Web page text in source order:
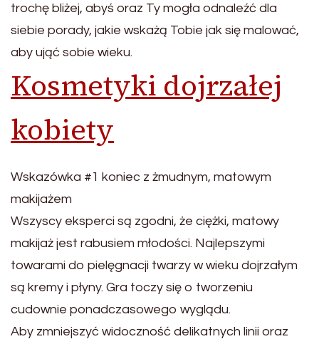
trochę bliżej, abyś oraz Ty mogła odnaleźć dla
siebie porady, jakie wskażą Tobie jak się malować,
aby ująć sobie wieku.
Kosmetyki dojrzałej
kobiety
Wskazówka #1 koniec z żmudnym, matowym
makijażem
Wszyscy eksperci są zgodni, że ciężki, matowy
makijaż jest rabusiem młodości. Najlepszymi
towarami do pielęgnacji twarzy w wieku dojrzałym
są kremy i płyny. Gra toczy się o tworzeniu
cudownie ponadczasowego wyglądu.
Aby zmniejszyć widoczność delikatnych linii oraz